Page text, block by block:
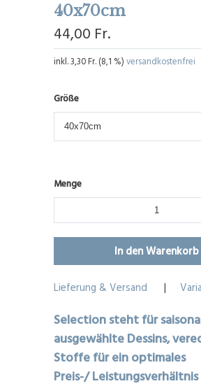
40x70cm
44,00 Fr.
inkl.3,30 Fr. (8,1 %)versandkostenfrei
Größe
Menge
Lieferung & Versand |
Selection steht für
ausgewählte Dessins,
Stoffe für ein optimales
Preis-/ Leistungsverhältnis